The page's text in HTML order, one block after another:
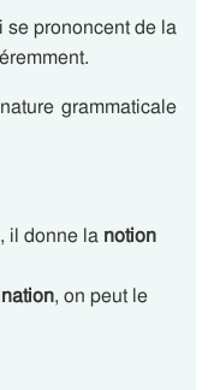
se prononcent de la
grammaticale
, il donne la notion
, on peut le